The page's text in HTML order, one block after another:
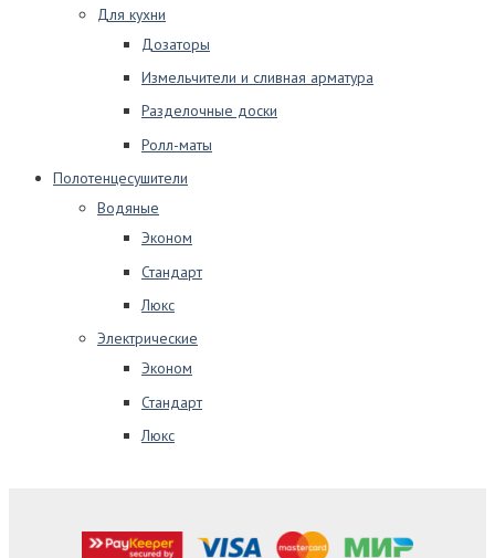
Для кухни
Дозаторы
Измельчители и сливная арматура
Разделочные доски
Ролл-маты
Полотенцесушители
Водяные
Эконом
Стандарт
Люкс
Электрические
Эконом
Стандарт
Люкс